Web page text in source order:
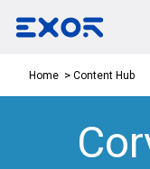
Home Content Hub